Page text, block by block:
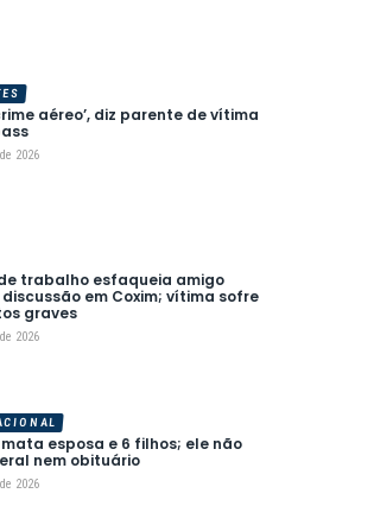
aéreo’, diz parente de vítima
2026
trabalho esfaqueia amigo
em Coxim; vítima sofre
graves
2026
mata esposa e 6 filhos; ele não
nem obituário
2026